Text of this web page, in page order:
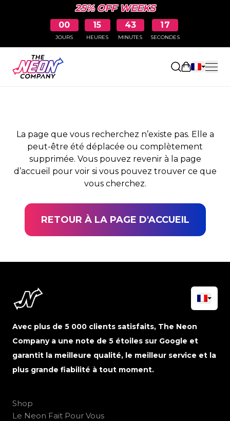
25% OFF WEEKS
00
JOURS
15
HEURES
43
MINUTES
17
SECONDES
Ouvrir le
PAGE NON TROUVÉE
La page que vous recherchez n’existe pas. Elle a
peut-être été déplacée ou complètement
supprimée. Vous pouvez revenir à la page
d’accueil pour voir si vous pouvez trouver ce que
vous cherchez.
RETOUR À LA PAGE D'ACCUEIL
Avec plus de 5 000 clients satisfaits, The Neon
Company a une note de 5 étoiles sur Google et
garantit la meilleure qualité, le meilleur service et la
plus grande fiabilité à tout moment.
Shop
Le Neon Fait Pour Vous